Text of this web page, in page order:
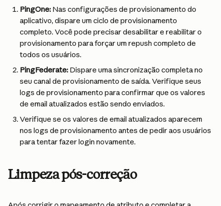
PingOne: Nas configurações de provisionamento do
aplicativo, dispare um ciclo de provisionamento
completo. Você pode precisar desabilitar e reabilitar o
provisionamento para forçar um repush completo de
todos os usuários.
PingFederate: Dispare uma sincronização completa no
seu canal de provisionamento de saída. Verifique seus
logs de provisionamento para confirmar que os valores
de email atualizados estão sendo enviados.
Verifique se os valores de email atualizados aparecem
nos logs de provisionamento antes de pedir aos usuários
para tentar fazer login novamente.
Limpeza pós-correção